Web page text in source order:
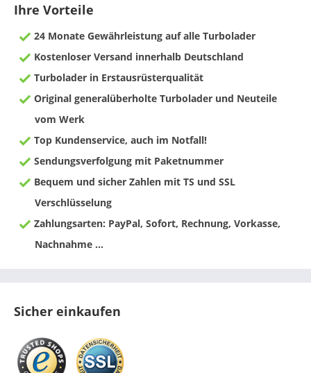
Ihre Vorteile
24 Monate Gewährleistung auf alle Turbolader
Kostenloser Versand innerhalb Deutschland
Turbolader in Erstausrüsterqualität
Original generalüberholte Turbolader und Neuteile
vom Werk
Top Kundenservice, auch im Notfall!
Sendungsverfolgung mit Paketnummer
Bequem und sicher Zahlen mit TS und SSL
Verschlüsselung
Zahlungsarten: PayPal, Sofort, Rechnung, Vorkasse,
Nachnahme ...
Sicher einkaufen